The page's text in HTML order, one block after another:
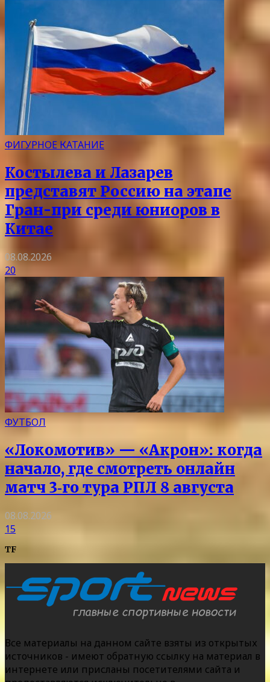
ФИГУРНОЕ КАТАНИЕ
Костылева и Лазарев
представят Россию на этапе
Гран-при среди юниоров в
Китае
08.08.2026
20
ФУТБОЛ
«Локомотив» — «Акрон»: когда
начало, где смотреть онлайн
матч 3‑го тура РПЛ 8 августа
08.08.2026
15
TF
Все материалы на данном сайте взяты из открытых
источников - имеют обратную ссылку на материал в
интернете или присланы посетителями сайта и